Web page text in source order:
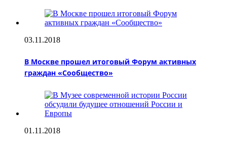
03.11.2018
В Москве прошел итоговый Форум активных
граждан «Сообщество»
01.11.2018